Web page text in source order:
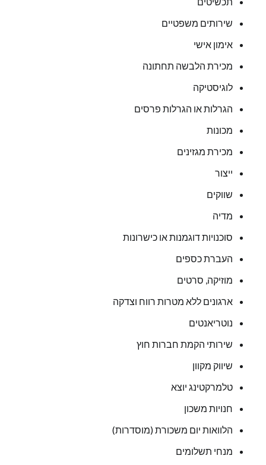
שירותים משפטיים
אימון אישי
מכירת הלבשה תחתונה
לוגיסטיקה
הגרלות או הגרלות פרסים
מכונות
מכירת מגזינים
ייצור
שווקים
מדיה
סוכנויות דוגמנות או כישרונות
העברת כספים
מוזיקה, סרטים
ארגונים ללא מטרות רווח וצדקה
נוטריאנטים
שירותי הקמת חברות חוץ
שיווק מקוון
טלמרקטינג יוצא
חנויות משכון
הלוואות יום משכורת (מוסדרות)
מנחי תשלומים